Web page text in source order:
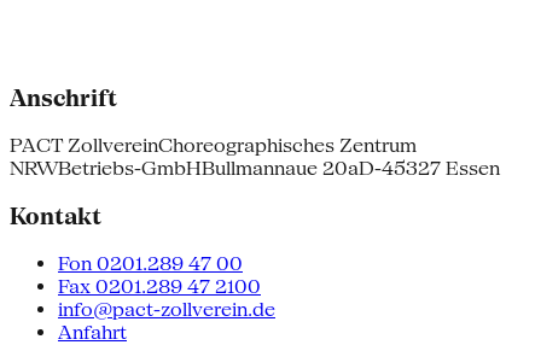
Anschrift
PACT ZollvereinChoreographisches Zentrum
NRWBetriebs-GmbHBullmannaue 20aD-45327 Essen
Kontakt
Fon 0201.289 47 00
Fax 0201.289 47 2100
info@pact-zollverein.de
Anfahrt